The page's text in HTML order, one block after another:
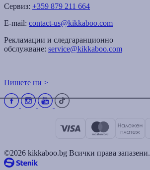
Сервиз: +359 879 211 664
E-mail: contact-us@kikkaboo.com
Рекламации и следгаранционно
обслужване: service@kikkaboo.com
Пишете ни >
©2026 kikkaboo.bg Всички права запазени.